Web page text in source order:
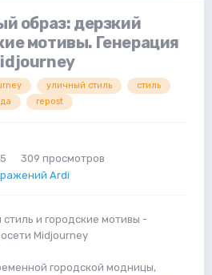
образ: дерзкий
мотивы. Генерация
уличный стиль
стиль
repost
309 просмотров
Ardi
и городские мотивы -
Midjourney
городской модницы,